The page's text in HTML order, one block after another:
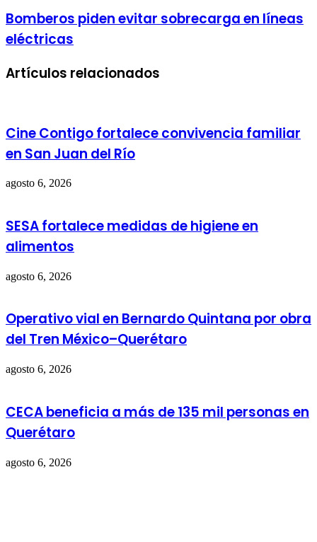
Bomberos piden evitar sobrecarga en líneas
eléctricas
Artículos relacionados
Cine Contigo fortalece convivencia familiar
en San Juan del Río
agosto 6, 2026
SESA fortalece medidas de higiene en
alimentos
agosto 6, 2026
Operativo vial en Bernardo Quintana por obra
del Tren México–Querétaro
agosto 6, 2026
CECA beneficia a más de 135 mil personas en
Querétaro
agosto 6, 2026